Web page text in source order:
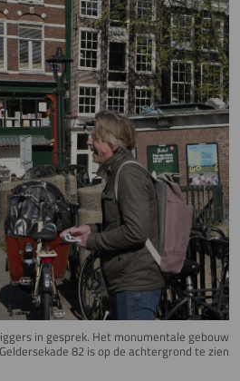
in gesprek. Het monumentale gebouw
Geldersekade 82 is op de achtergrond te zien